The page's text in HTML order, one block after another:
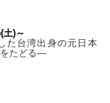
)～
た台湾出身の元日本
をたどる—